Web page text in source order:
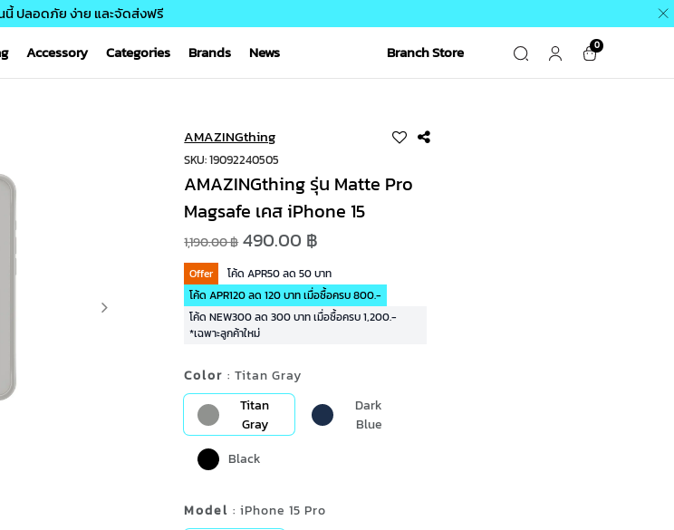
นี้ ปลอดภัย ง่าย และจัดส่งฟรี
Accessory Categories Brands News Branch Store 0
AMAZINGthing
SKU: 19092240505
AMAZINGthing รุ่น Matte Pro
Magsafe เคส iPhone 15
1,190.00 ฿490.00 ฿
Offer
โค้ด APR50 ลด 50 บาท
โค้ด APR120 ลด 120 บาท เมื่อซื้อครบ 800.-
โค้ด NEW300 ลด 300 บาท เมื่อซื้อครบ 1,200.-
*เฉพาะลูกค้าใหม่
Color: Titan Gray
Titan
Gray
Dark
Blue
Black
Model: iPhone 15 Pro